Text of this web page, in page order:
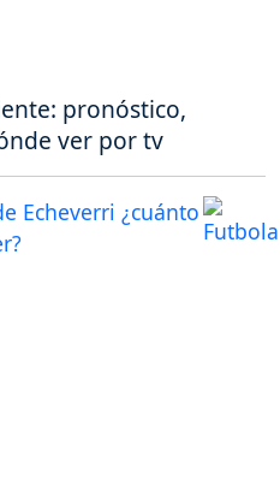
pronóstico,
ver por tv